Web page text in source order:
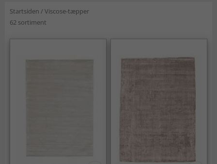
Startsiden /Viscose-tæpper
62 sortiment